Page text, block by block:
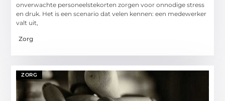
onverwachte personeelstekorten zorgen voor onnodige stress
en druk. Het is een scenario dat velen kennen: een medewerker
valt uit,
Zorg
ZORG